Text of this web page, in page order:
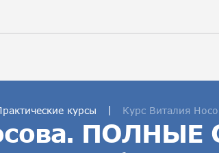
курсы | Курс Виталия